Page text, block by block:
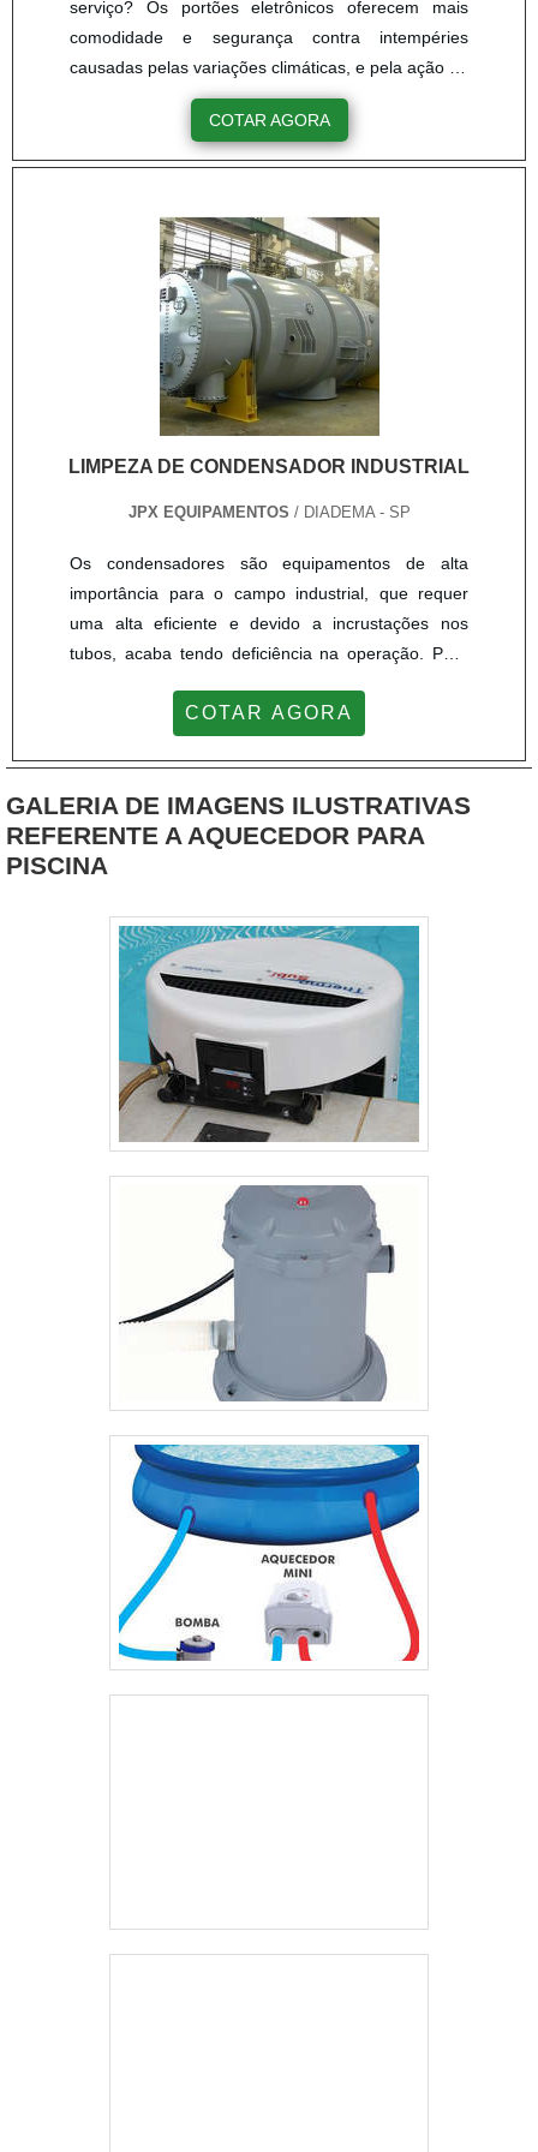
serviço? Os portões eletrônicos oferecem mais
comodidade e segurança contra intempéries
causadas pelas variações climáticas, e pela ação do
homem, que podem ser tentativas de assaltos,
abordagens a noite de estranhos e outras
situações. Contudo, com o passar do tempo ou do
problemas e avarias. é nesse momento que há
necessidade de solicitar a manuten....
COTAR AGORA
LIMPEZA DE CONDENSADOR INDUSTRIAL
JPX EQUIPAMENTOS / DIADEMA - SP
Os condensadores são equipamentos de alta
importância para o campo industrial, que requer
uma alta eficiente e devido a incrustações nos
tubos, acaba tendo deficiência na operação. Para
condensador industrial eficiente e seguro é
reconhecimento no mercado como a JPX
Equipamentos, que conta com uma estrutura
qualificada para um bom atendimento, como: Mão
de obra especializada; Equipamentos de tecnologia
ampla.PRINCIPAIS QUALIDADES DO SERVIÇO DE
LIMPEZA DE CONDENSADORO processo de
limpeza em condensador industrial da JPX
Equipamentos é altamente eficaz para a eliminação
total incrustação, por exemplo, pois atua com
equipamentos sofisticados de hidrojateamento, que
promove uma higienização profunda de toda a
estrutura externa e interna do condensador.Por
da empresa, além de remover qualquer tipo de
resíduo é muito prática é ágil, no qual em pouco
tempo, o condensador está pronto para utilização,
evitando assim parada prolongadas. Outra
vantagem de contratar o serviço de limpeza de
condensador da JPX Equipamentos é a
preocupação com a segurança do processo, que é
feito de modo a não gerar problemas com tubos e
demais elementos que compõe o
equipamento.QUALIDADE E SEGURANÇA EM
LIMPEZA DE CONDENSADOR
INDUSTRIALLocalizada em Diadema, São Paulo a
JPX Trocadores de Calor - Equipamentos Industriais
é considerada a indústria mais indicada de todo o
território nacional, atuando em todo o Brasil, com os
serviços e equipamentos de alto padrão de
qualidade e garantia comprovada. .
COTAR AGORA
GALERIA DE IMAGENS ILUSTRATIVAS
REFERENTE A AQUECEDOR PARA
PISCINA